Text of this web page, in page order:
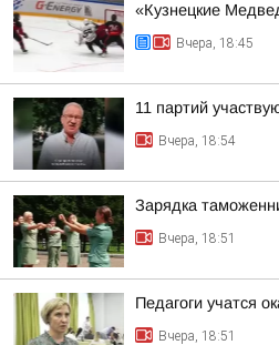
«Кузнецкие
Вчера, 18:45
11 партий
Вчера, 18:54
Зарядка
Вчера, 18:51
Педагоги учатся
Вчера, 18:51